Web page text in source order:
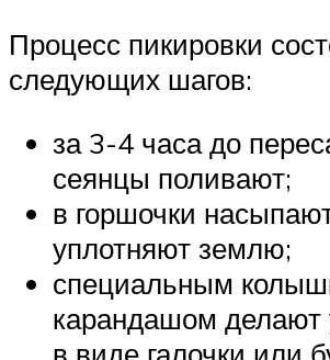
Процесс пикировки
следующих шагов:
за 3-4 часа до
сеянцы поливают;
в горшочки
уплотняют землю;
специальным
карандашом делают